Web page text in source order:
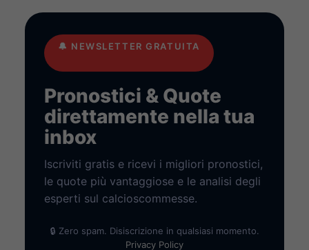
🔔 NEWSLETTER GRATUITA
Pronostici & Quote
direttamente nella tua
inbox
Iscriviti gratis e ricevi i migliori pronostici,
le quote più vantaggiose e le analisi degli
esperti sul calcioscommesse.
🔒 Zero spam. Disiscrizione in qualsiasi momento.
Privacy Policy